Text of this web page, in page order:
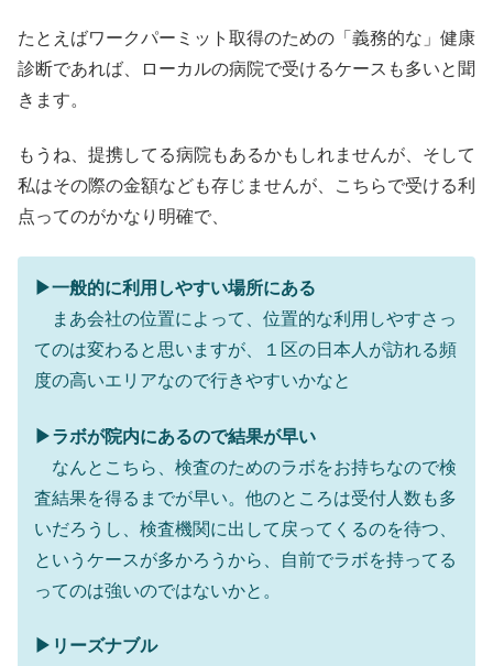
たとえばワークパーミット取得のための「義務的な」健康
診断であれば、ローカルの病院で受けるケースも多いと聞
きます。
もうね、提携してる病院もあるかもしれませんが、そして
私はその際の金額なども存じませんが、こちらで受ける利
点ってのがかなり明確で、
▶︎一般的に利用しやすい場所にある
まあ会社の位置によって、位置的な利用しやすさっ
てのは変わると思いますが、１区の日本人が訪れる頻
度の高いエリアなので行きやすいかなと
▶︎ラボが院内にあるので結果が早い
なんとこちら、検査のためのラボをお持ちなので検
査結果を得るまでが早い。他のところは受付人数も多
いだろうし、検査機関に出して戻ってくるのを待つ、
というケースが多かろうから、自前でラボを持ってる
ってのは強いのではないかと。
▶︎リーズナブル